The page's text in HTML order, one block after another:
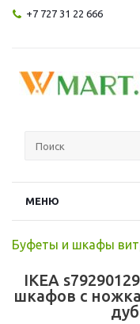
+7 727 31 22 666
МЕНЮ
Буфеты и шкафы
IKEA
шкафов с